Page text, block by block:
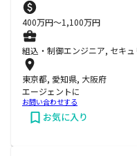
400万円〜1,100万円
組込・制御エンジニア, セキ
東京都, 愛知県, 大阪府
エージェントに
お問い合わせする
お気に入り